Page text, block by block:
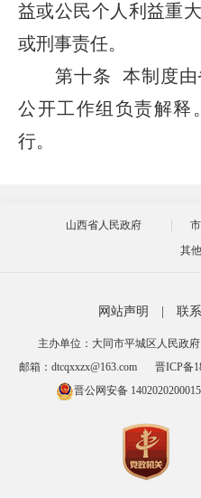
益或公民个人利益重
或刑事责任。
第十条 本制度由
公开工作组负责解释
行。
山西省人民政府
其
网站声明 联
主办单位：大同市平城区人民政府
邮箱：dtcqxxzx@163.com
晋ICP备
晋公网安备